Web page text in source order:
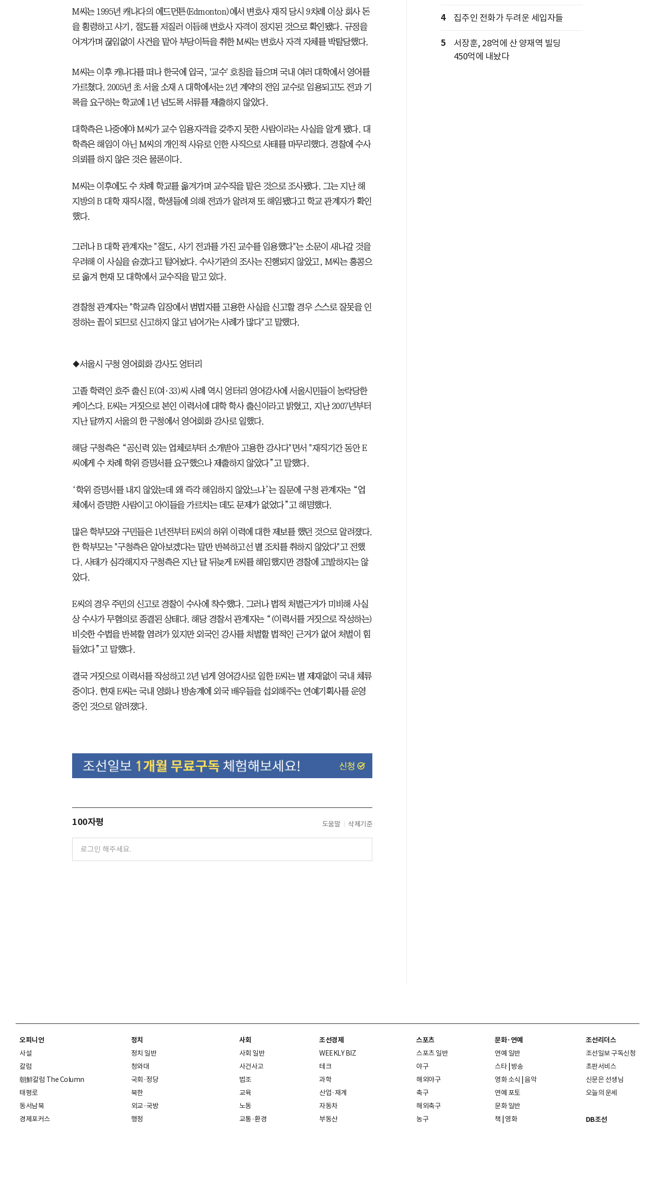
M씨는 1995년 캐나다의 에드먼튼(Edmonton)에서 변호사 재직 당시 9차례 이상 회사 돈
을 횡령하고 사기, 절도를 저질러 이듬해 변호사 자격이 정지된 것으로 확인됐다. 규정을
어겨가며 끊임없이 사건을 맡아 부당이득을 취한 M씨는 변호사 자격 자체를 박탈당했다.
M씨는 이후 캐나다를 떠나 한국에 입국, '교수' 호칭을 들으며 국내 여러 대학에서 영어를
가르쳤다. 2005년 초 서울 소재 A 대학에서는 2년 계약의 전임 교수로 임용되고도 전과 기
록을 요구하는 학교에 1년 넘도록 서류를 제출하지 않았다.
대학측은 나중에야 M씨가 교수 임용자격을 갖추지 못한 사람이라는 사실을 알게 됐다. 대
학측은 해임이 아닌 M씨의 개인적 사유로 인한 사직으로 사태를 마무리했다. 경찰에 수사
의뢰를 하지 않은 것은 물론이다.
M씨는 이후에도 수 차례 학교를 옮겨가며 교수직을 맡은 것으로 조사됐다. 그는 지난 해
지방의 B 대학 재직시절, 학생들에 의해 전과가 알려져 또 해임됐다고 학교 관계자가 확인
했다.
그러나 B 대학 관계자는 "절도, 사기 전과를 가진 교수를 임용했다"는 소문이 새나갈 것을
우려해 이 사실을 숨겼다고 털어놨다. 수사기관의 조사는 진행되지 않았고, M씨는 홍콩으
로 옮겨 현재 모 대학에서 교수직을 맡고 있다.
경찰청 관계자는 "학교측 입장에서 범법자를 고용한 사실을 신고할 경우 스스로 잘못을 인
정하는 꼴이 되므로 신고하지 않고 넘어가는 사례가 많다"고 말했다.
◆서울시 구청 영어회화 강사도 엉터리
고졸 학력인 호주 출신 E(여·33)씨 사례 역시 엉터리 영어강사에 서울시민들이 농락당한
케이스다. E씨는 거짓으로 본인 이력서에 대학 학사 출신이라고 밝혔고, 지난 2007년부터
지난 달까지 서울의 한 구청에서 영어회화 강사로 일했다.
해당 구청측은 “공신력 있는 업체로부터 소개받아 고용한 강사다"면서 "재직기간 동안 E
씨에게 수 차례 학위 증명서를 요구했으나 제출하지 않았다”고 말했다.
‘학위 증명서를 내지 않았는데 왜 즉각 해임하지 않았느냐’는 질문에 구청 관계자는 “업
체에서 증명한 사람이고 아이들을 가르치는 데도 문제가 없었다”고 해명했다.
많은 학부모와 구민들은 1년전부터 E씨의 허위 이력에 대한 제보를 했던 것으로 알려졌다.
한 학부모는 "구청측은 알아보겠다는 말만 반복하고선 별 조치를 취하지 않았다"고 전했
다. 사태가 심각해지자 구청측은 지난 달 뒤늦게 E씨를 해임했지만 경찰에 고발하지는 않
았다.
E씨의 경우 주민의 신고로 경찰이 수사에 착수했다. 그러나 법적 처벌근거가 미비해 사실
상 수사가 무혐의로 종결된 상태다. 해당 경찰서 관계자는 “(이력서를 거짓으로 작성하는)
비슷한 수법을 반복할 염려가 있지만 외국인 강사를 처벌할 법적인 근거가 없어 처벌이 힘
들었다”고 말했다.
결국 거짓으로 이력서를 작성하고 2년 넘게 영어강사로 일한 E씨는 별 제재없이 국내 체류
중이다. 현재 E씨는 국내 영화나 방송계에 외국 배우들을 섭외해주는 연예기획사를 운영
중인 것으로 알려졌다.
100자평 도움말 삭제기준
4 집주인 전화가 두려운 세입자들
5
서장훈, 28억에 산 양재역 빌딩
450억에 내놨다
오피니언
사설
칼럼
朝鮮칼럼 The Column
태평로
동서남북
경제포커스
정치
정치 일반
청와대
국회·정당
북한
외교·국방
행정
사회
사회 일반
사건사고
법조
교육
노동
교통·환경
조선경제
WEEKLY BIZ
테크
과학
산업·재계
자동차
부동산
스포츠
스포츠 일반
야구
해외야구
축구
해외축구
농구
문화·연예
연예 일반
스타 방송
영화 소식 음악
연예 포토
문화 일반
책
영화
조선리더스
조선일보 구독신청
초판서비스
신문은 선생님
오늘의 운세
DB조선